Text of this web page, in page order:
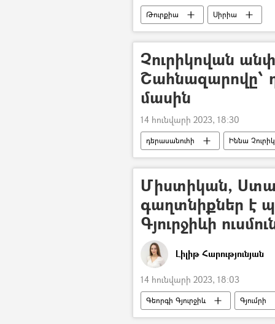
Թուրքիա Սիրիա
Չուրիկովան
Շահնազարովը՝
մասին
14 հունվարի 2023, 18:30
դերասանուհի Իննա
Միստիկան,
գաղտնիքներ է
Գյուրջիևի
Լիլիթ Հարությունյան
14 հունվարի 2023, 18:03
Գեորգի Գյուրջիև Գյումրի